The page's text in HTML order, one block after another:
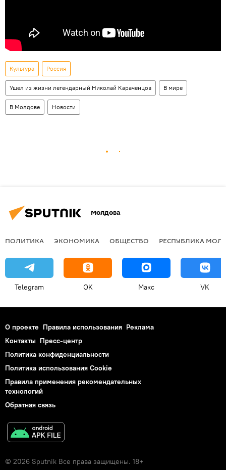
Культура Россия
Ушел из жизни легендарный Николай Караченцов В мире
В Молдове Новости
Молдова
ПОЛИТИКА ЭКОНОМИКА ОБЩЕСТВО РЕСПУБЛИКА
Telegram OK Макс VK
О проекте Правила использования Реклама
Контакты Пресс-центр
Политика конфиденциальности
Политика использования Cookie
Правила применения рекомендательных
технологий
Обратная связь
© 2026 Sputnik Все права защищены. 18+